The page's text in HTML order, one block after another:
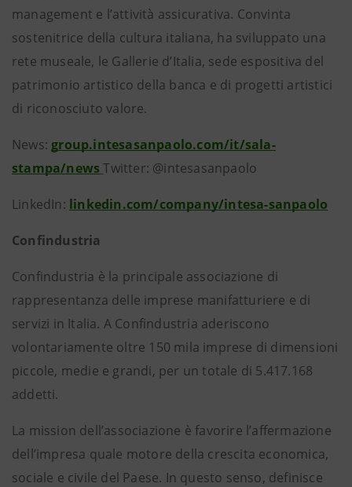
management e l’attività assicurativa. Convinta
sostenitrice della cultura italiana, ha sviluppato una
rete museale, le Gallerie d’Italia, sede espositiva del
patrimonio artistico della banca e di progetti artistici
di riconosciuto valore.
News: group.intesasanpaolo.com/it/sala-
stampa/news Twitter: @intesasanpaolo
LinkedIn: linkedin.com/company/intesa-sanpaolo
Confindustria
Confindustria è la principale associazione di
rappresentanza delle imprese manifatturiere e di
servizi in Italia. A Confindustria aderiscono
volontariamente oltre 150 mila imprese di dimensioni
piccole, medie e grandi, per un totale di 5.417.168
addetti.
La mission dell’associazione è favorire l’affermazione
dell’impresa quale motore della crescita economica,
sociale e civile del Paese. In questo senso, definisce